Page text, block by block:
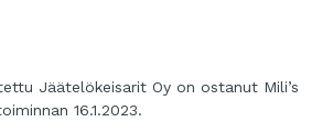
Jäätelökeisarit Oy on ostanut Mili’s
16.1.2023.